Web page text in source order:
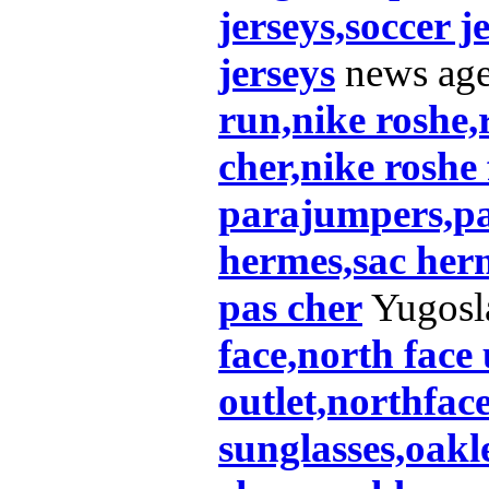
jerseys,soccer
jerseys news
run,nike
cher,nike
hermes,sac
pas cher
face,north